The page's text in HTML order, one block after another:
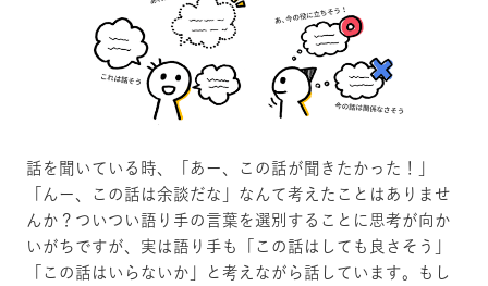
話を聞いている時、「あー、この話が聞きたかった！」
「んー、この話は余談だな」なんて考えたことはありませ
んか？ついつい語り手の言葉を選別することに思考が向か
いがちですが、実は語り手も「この話はしても良さそう」
「この話はいらないか」と考えながら話しています。もし